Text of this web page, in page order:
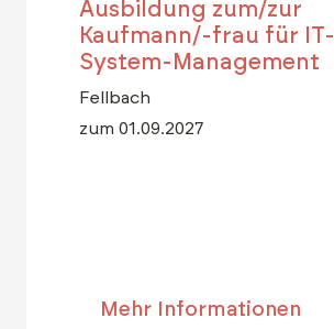
Ausbildung zum/zur
Kaufmann/-frau für IT-
System-Management
Fellbach
zum 01.09.2027
Mehr Informationen